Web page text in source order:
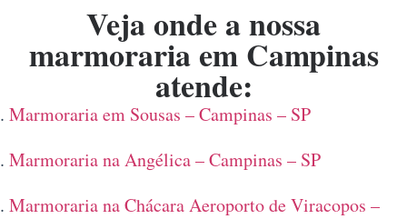
Veja onde a nossa
marmoraria em Campinas
atende:
Marmoraria em Sousas – Campinas – SP
Marmoraria na Angélica – Campinas – SP
Marmoraria na Chácara Aeroporto de Viracopos –